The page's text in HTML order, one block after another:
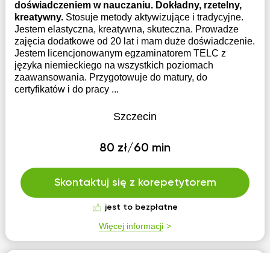
doświadczeniem w nauczaniu. Dokładny, rzetelny,
kreatywny. Stosuje metody aktywizujące i tradycyjne.
Jestem elastyczna, kreatywna, skuteczna. Prowadze
zajęcia dodatkowe od 20 lat i mam duże doświadczenie.
Jestem licencjonowanym egzaminatorem TELC z
języka niemieckiego na wszystkich poziomach
zaawansowania. Przygotowuje do matury, do
certyfikatów i do pracy ...
Szczecin
80 zł/60 min
Skontaktuj się z korepetytorem
jest to bezpłatne
Więcej informacji